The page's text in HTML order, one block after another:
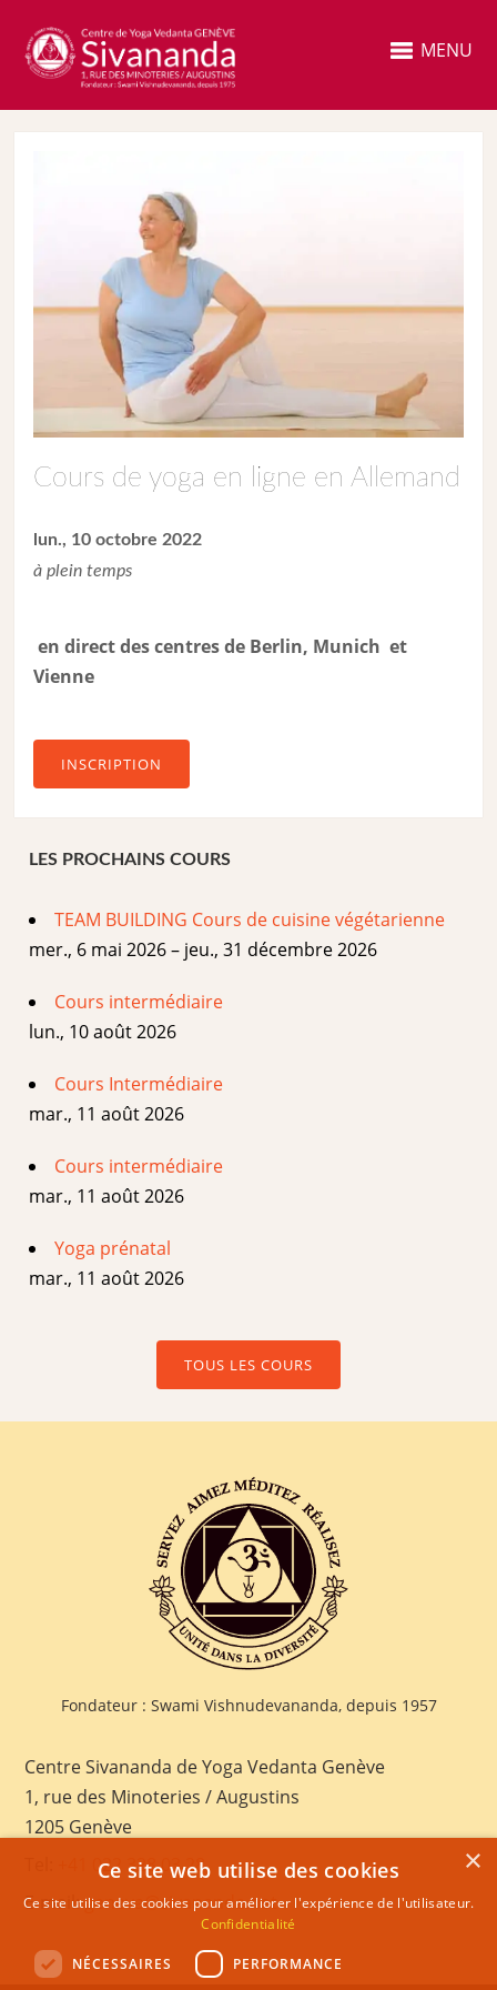
MENU
Cours de yoga en ligne en Allemand
lun., 10 octobre 2022
à plein temps
en direct des centres de Berlin, Munich et
Vienne
INSCRIPTION
LES PROCHAINS COURS
TEAM BUILDING Cours de cuisine végétarienne
mer., 6 mai 2026 – jeu., 31 décembre 2026
Cours intermédiaire
lun., 10 août 2026
Cours Intermédiaire
mar., 11 août 2026
Cours intermédiaire
mar., 11 août 2026
Yoga prénatal
mar., 11 août 2026
TOUS LES COURS
Fondateur : Swami Vishnudevananda, depuis 1957
Centre Sivananda de Yoga Vedanta Genève
1, rue des Minoteries / Augustins
1205 Genève
+41 022 328 03 28
E-mail:geneva@sivananda.net
×
Ce site web utilise des cookies
Ce site utilise des cookies pour améliorer l'expérience de l'utilisateur.
Confidentialité
NÉCESSAIRES PERFORMANCE